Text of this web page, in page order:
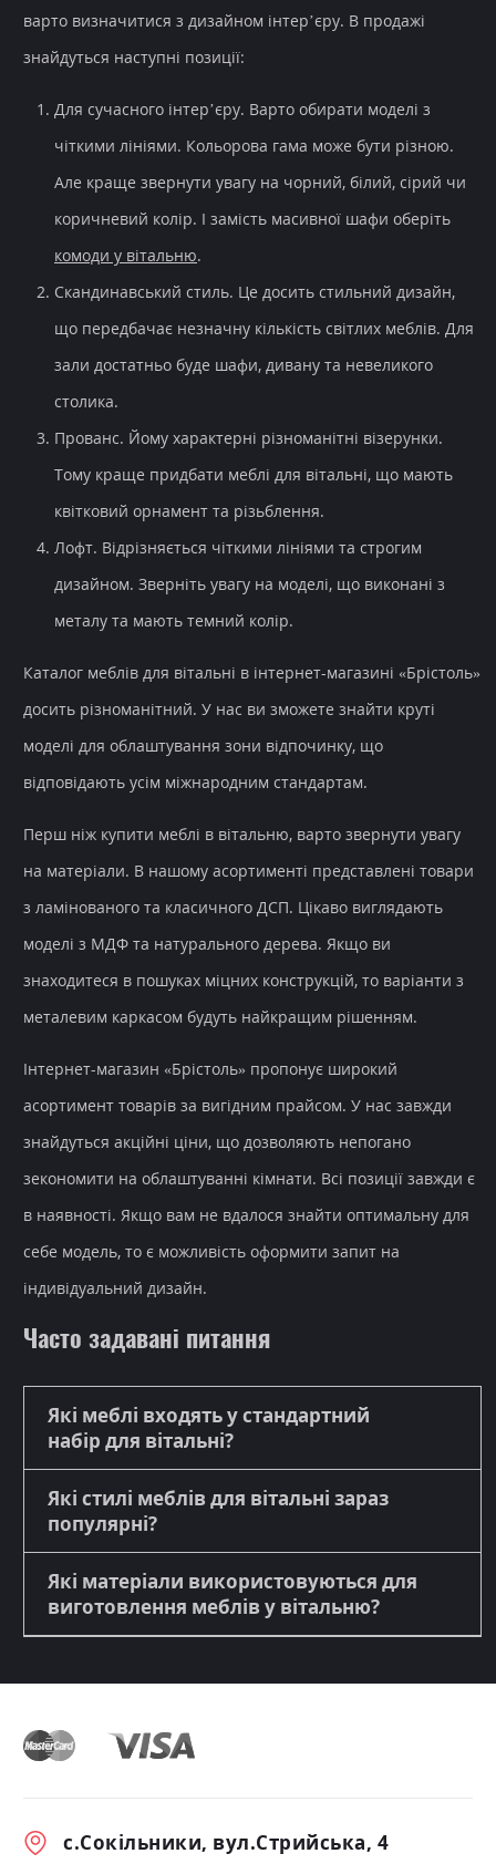
варто визначитися з дизайном інтер’єру. В продажі
знайдуться наступні позиції:
Для сучасного інтер’єру. Варто обирати моделі з
чіткими лініями. Кольорова гама може бути різною.
Але краще звернути увагу на чорний, білий, сірий чи
коричневий колір. І замість масивної шафи оберіть
комоди у вітальню.
Скандинавський стиль. Це досить стильний дизайн,
що передбачає незначну кількість світлих меблів. Для
зали достатньо буде шафи, дивану та невеликого
столика.
Прованс. Йому характерні різноманітні візерунки.
Тому краще придбати меблі для вітальні, що мають
квітковий орнамент та різьблення.
Лофт. Відрізняється чіткими лініями та строгим
дизайном. Зверніть увагу на моделі, що виконані з
металу та мають темний колір.
Каталог меблів для вітальні в інтернет-магазині «Брістоль»
досить різноманітний. У нас ви зможете знайти круті
моделі для облаштування зони відпочинку, що
відповідають усім міжнародним стандартам.
Перш ніж купити меблі в вітальню, варто звернути увагу
на матеріали. В нашому асортименті представлені товари
з ламінованого та класичного ДСП. Цікаво виглядають
моделі з МДФ та натурального дерева. Якщо ви
знаходитеся в пошуках міцних конструкцій, то варіанти з
металевим каркасом будуть найкращим рішенням.
Інтернет-магазин «Брістоль» пропонує широкий
асортимент товарів за вигідним прайсом. У нас завжди
знайдуться акційні ціни, що дозволяють непогано
зекономити на облаштуванні кімнати. Всі позиції завжди є
в наявності. Якщо вам не вдалося знайти оптимальну для
себе модель, то є можливість оформити запит на
індивідуальний дизайн.
Часто задавані питання
Які меблі входять у стандартний
набір для вітальні?
Які стилі меблів для вітальні зараз
популярні?
Які матеріали використовуються для
виготовлення меблів у вітальню?
с.Сокільники, вул.Стрийська, 4